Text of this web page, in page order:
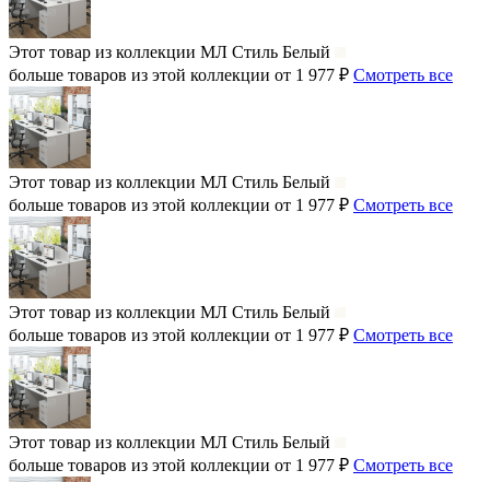
Этот товар из коллекции МЛ Стиль Белый
больше товаров из этой коллекции от 1 977 ₽ Смотреть все
Этот товар из коллекции МЛ Стиль Белый
больше товаров из этой коллекции от 1 977 ₽ Смотреть все
Этот товар из коллекции МЛ Стиль Белый
больше товаров из этой коллекции от 1 977 ₽ Смотреть все
Этот товар из коллекции МЛ Стиль Белый
больше товаров из этой коллекции от 1 977 ₽ Смотреть все